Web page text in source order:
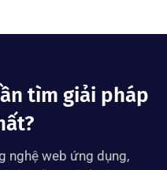
tìm giải pháp
nghệ web ứng dụng,